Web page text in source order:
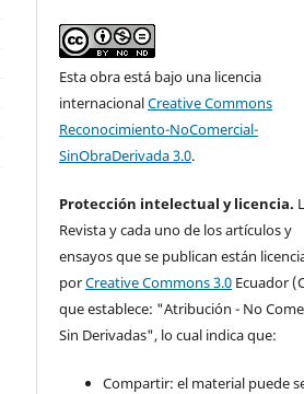
Esta obra está bajo una licencia
internacionalCreative Commons
Reconocimiento-NoComercial-
SinObraDerivada 3.0.
Protección intelectual y licencia.
Revista y cada uno de los artículos y
ensayos que se publican están
porCreative Commons 3.0 Ecuador
que establece: "Atribución - No
Sin Derivadas", lo cual indica que:
Compartir: el material puede